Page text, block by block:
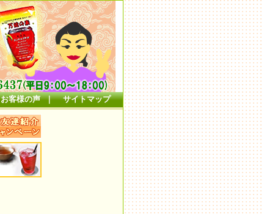
お客様の声｜ サイトマップ